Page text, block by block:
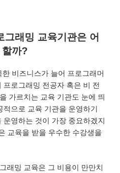
그래밍 교육기관은 어
까?
비즈니스가 늘어 프로그래머
로그래밍 전공자 혹은 비 전
가르치는 교육 기관도 눈에 띄
으로 교육 기관을 운영하기
영하는 것이 가장 중요하겠지
교육을 받을 우수한 수강생을
래밍 교육은 그 비용이 만만치